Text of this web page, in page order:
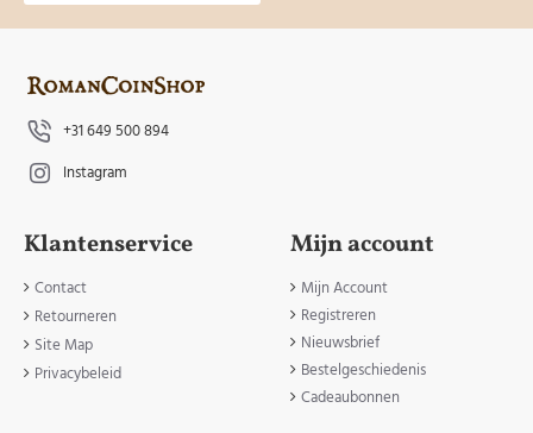
+31 649 500 894
Instagram
Klantenservice
Contact
Retourneren
Site Map
Privacybeleid
Mijn account
Mijn Account
Registreren
Nieuwsbrief
Bestelgeschiedenis
Cadeaubonnen